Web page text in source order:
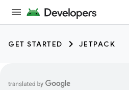
GET STARTED JETPACK